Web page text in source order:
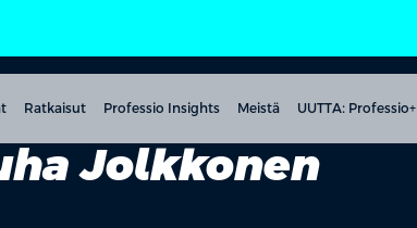
Ratkaisut Professio Insights Meistä UUTTA: Professio+
Jolkkonen